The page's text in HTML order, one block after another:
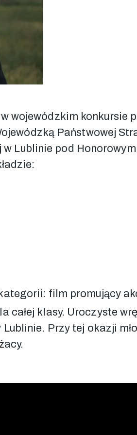
w wojewódzkim konkursie
Państwowej
Lublinie pod
film promujący
całej klasy. Uroczyste
Przy tej okazji